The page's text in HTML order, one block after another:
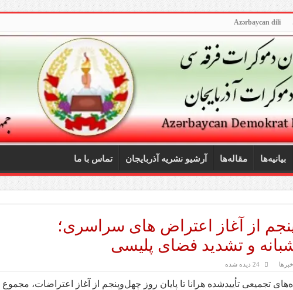
Azərbaycan dili
بیانیه‌ها مقاله‌ها آرشیو نشریه آذربایجان تماس با ما
از آغاز اعتراض های سراسری؛
و تشدید فضای پلیسی
خبرها 24 دیده شده
تجمیعی تأییدشده هرانا تا پایان روز چهل‌وپنجم از آغاز اعتراضات، مجموع